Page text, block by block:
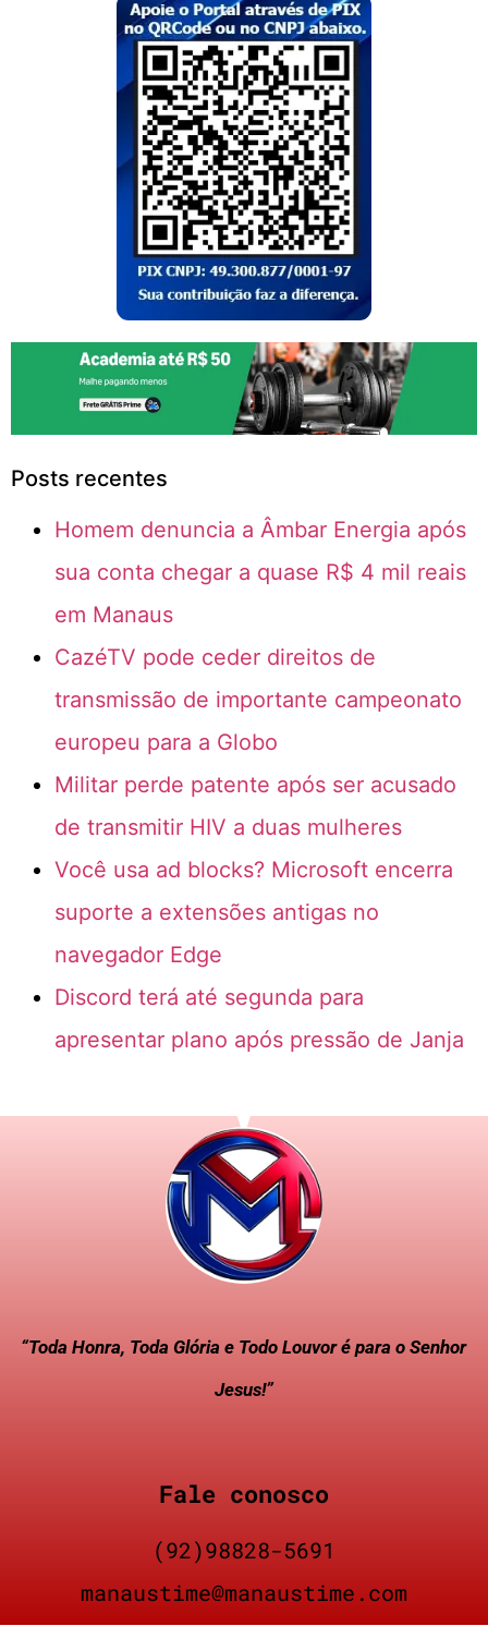
Posts recentes
Homem denuncia a Âmbar Energia após
sua conta chegar a quase R$ 4 mil reais
em Manaus
CazéTV pode ceder direitos de
transmissão de importante campeonato
europeu para a Globo
Militar perde patente após ser acusado
de transmitir HIV a duas mulheres
Você usa ad blocks? Microsoft encerra
suporte a extensões antigas no
navegador Edge
Discord terá até segunda para
apresentar plano após pressão de Janja
“Toda Honra, Toda Glória e Todo Louvor é para o Senhor
Jesus!”
Fale conosco
(92)98828-5691
manaustime@manaustime.com